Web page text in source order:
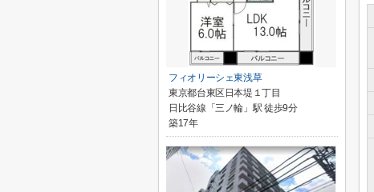
フィオリーシェ東浅草
東京都台東区日本堤１丁目
日比谷線「三ノ輪」駅 徒歩9分
築17年